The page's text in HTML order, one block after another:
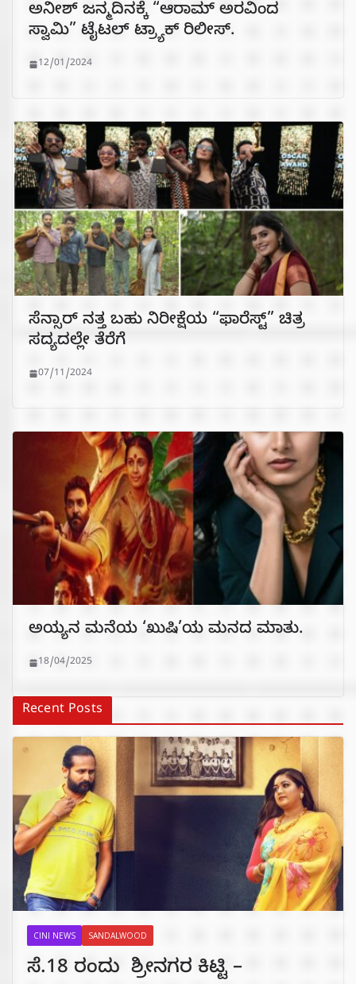
ಅನೀಶ್ ಜನ್ಮದಿನಕ್ಕೆ “ಆರಾಮ್ ಅರವಿಂದ
ಸ್ವಾಮಿ” ಟೈಟಲ್ ಟ್ರ್ಯಾಕ್ ರಿಲೀಸ್.
12/01/2024
ಸೆನ್ಸಾರ್ ನತ್ತ ಬಹು ನಿರೀಕ್ಷೆಯ “ಫಾರೆಸ್ಟ್” ಚಿತ್ರ
ಸದ್ಯದಲ್ಲೇ ತೆರೆಗೆ
07/11/2024
ಅಯ್ಯನ ಮನೆಯ ‘ಖುಷಿ’ಯ ಮನದ ಮಾತು.
18/04/2025
Recent Posts
CINI NEWS SANDALWOOD
ಸೆ.18 ರಂದು ಶ್ರೀನಗರ ಕಿಟ್ಟಿ –